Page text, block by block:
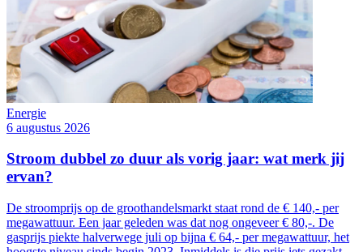
Energie
6 augustus 2026
Stroom dubbel zo duur als vorig jaar: wat merk jij
ervan?
De stroomprijs op de groothandelsmarkt staat rond de € 140,- per
megawattuur. Een jaar geleden was dat nog ongeveer € 80,-. De
gasprijs piekte halverwege juli op bijna € 64,- per megawattuur, het